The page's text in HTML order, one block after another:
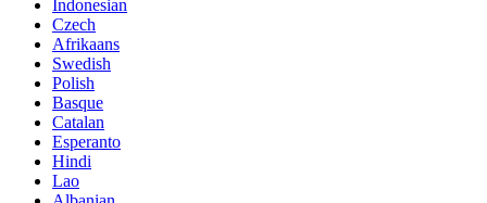
Indonesian
Czech
Afrikaans
Swedish
Polish
Basque
Catalan
Esperanto
Hindi
Lao